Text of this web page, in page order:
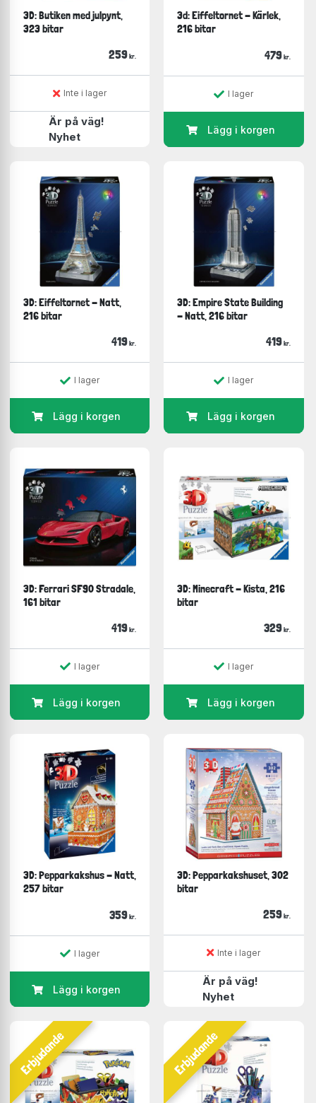
3D: Butiken med julpynt,
323 bitar
259 kr.
Inte i lager
Är på väg!
Nyhet
3d: Eiffeltornet - Kärlek,
216 bitar
479 kr.
I lager
Lägg i korgen
3D: Eiffeltornet - Natt,
216 bitar
419 kr.
I lager
Lägg i korgen
3D: Empire State Building
- Natt, 216 bitar
419 kr.
I lager
Lägg i korgen
3D: Ferrari SF90 Stradale,
161 bitar
419 kr.
I lager
Lägg i korgen
3D: Minecraft - Kista, 216
bitar
329 kr.
I lager
Lägg i korgen
3D: Pepparkakshus - Natt,
257 bitar
359 kr.
I lager
Lägg i korgen
3D: Pepparkakshuset, 302
bitar
259 kr.
Inte i lager
Är på väg!
Nyhet
Erbjudande Erbjudande